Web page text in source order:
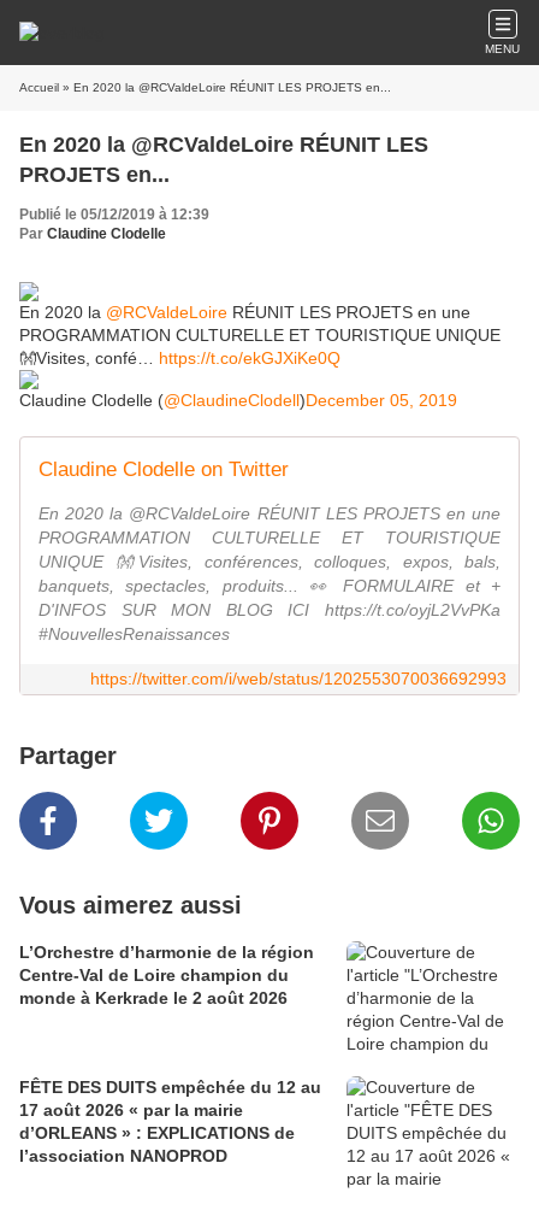
MENU
Accueil » En 2020 la @RCValdeLoire RÉUNIT LES PROJETS en...
En 2020 la @RCValdeLoire RÉUNIT LES
PROJETS en...
Publié le 05/12/2019 à 12:39
Par Claudine Clodelle
En 2020 la @RCValdeLoire RÉUNIT LES PROJETS en une
PROGRAMMATION CULTURELLE ET TOURISTIQUE UNIQUE
👐Visites, confé… https://t.co/ekGJXiKe0Q
Claudine Clodelle (@ClaudineClodell)December 05, 2019
Claudine Clodelle on Twitter
En 2020 la @RCValdeLoire RÉUNIT LES PROJETS en une
PROGRAMMATION CULTURELLE ET TOURISTIQUE
UNIQUE 👐Visites, conférences, colloques, expos, bals,
banquets, spectacles, produits... 👀 FORMULAIRE et +
D'INFOS SUR MON BLOG ICI https://t.co/oyjL2VvPKa
#NouvellesRenaissances
https://twitter.com/i/web/status/1202553070036692993
Partager
Vous aimerez aussi
L’Orchestre d’harmonie de la région
Centre-Val de Loire champion du
monde à Kerkrade le 2 août 2026
FÊTE DES DUITS empêchée du 12 au
17 août 2026 « par la mairie
d’ORLEANS » : EXPLICATIONS de
l’association NANOPROD